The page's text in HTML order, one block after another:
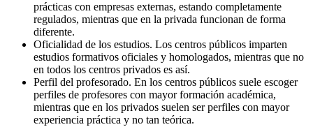
prácticas con empresas externas, estando completamente
regulados, mientras que en la privada funcionan de forma
diferente.
Oficialidad de los estudios. Los centros públicos imparten
estudios formativos oficiales y homologados, mientras que no
en todos los centros privados es así.
Perfil del profesorado. En los centros públicos suele escoger
perfiles de profesores con mayor formación académica,
mientras que en los privados suelen ser perfiles con mayor
experiencia práctica y no tan teórica.